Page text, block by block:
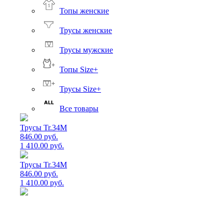
Топы женские
Трусы женские
Трусы мужские
Топы Size+
Трусы Size+
Все товары
Трусы Tr.34M
846.00 руб.
1 410.00 руб.
Трусы Tr.34M
846.00 руб.
1 410.00 руб.